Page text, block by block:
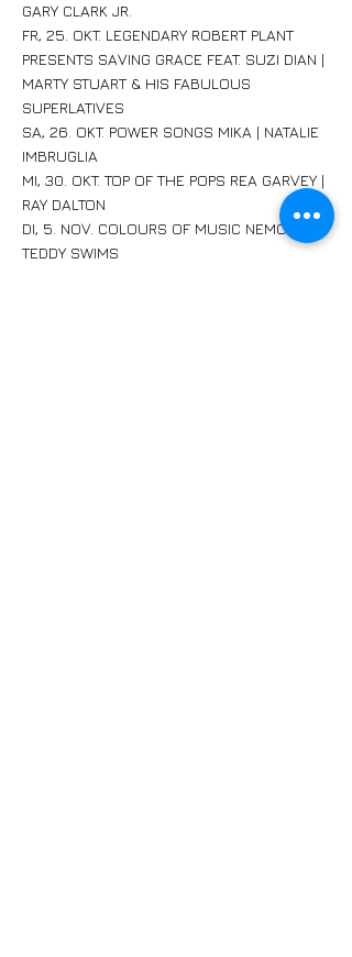
GARY CLARK JR.
FR, 25. OKT. LEGENDARY ROBERT PLANT
PRESENTS SAVING GRACE FEAT. SUZI DIAN |
MARTY STUART & HIS FABULOUS
SUPERLATIVES
SA, 26. OKT. POWER SONGS MIKA | NATALIE
IMBRUGLIA
MI, 30. OKT. TOP OF THE POPS REA GARVEY |
RAY DALTON
DI, 5. NOV. COLOURS OF MUSIC NEMO |
TEDDY SWIMS